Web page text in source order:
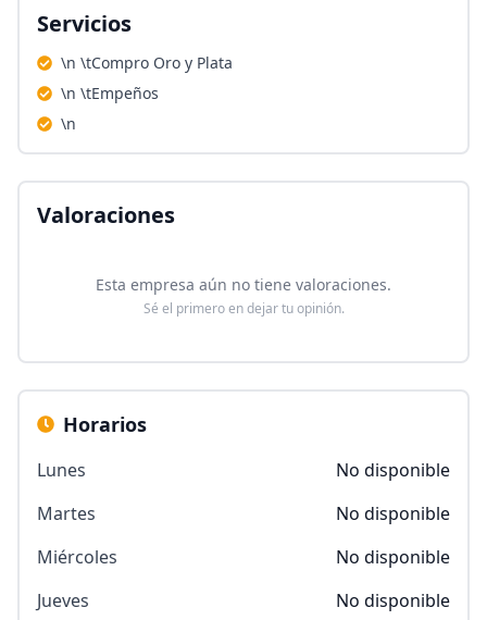
Servicios
\n \tCompro Oro y Plata
\n \tEmpeños
\n
Valoraciones
Esta empresa aún no tiene valoraciones.
Sé el primero en dejar tu opinión.
Horarios
Lunes
No disponible
Martes
No disponible
Miércoles
No disponible
Jueves
No disponible